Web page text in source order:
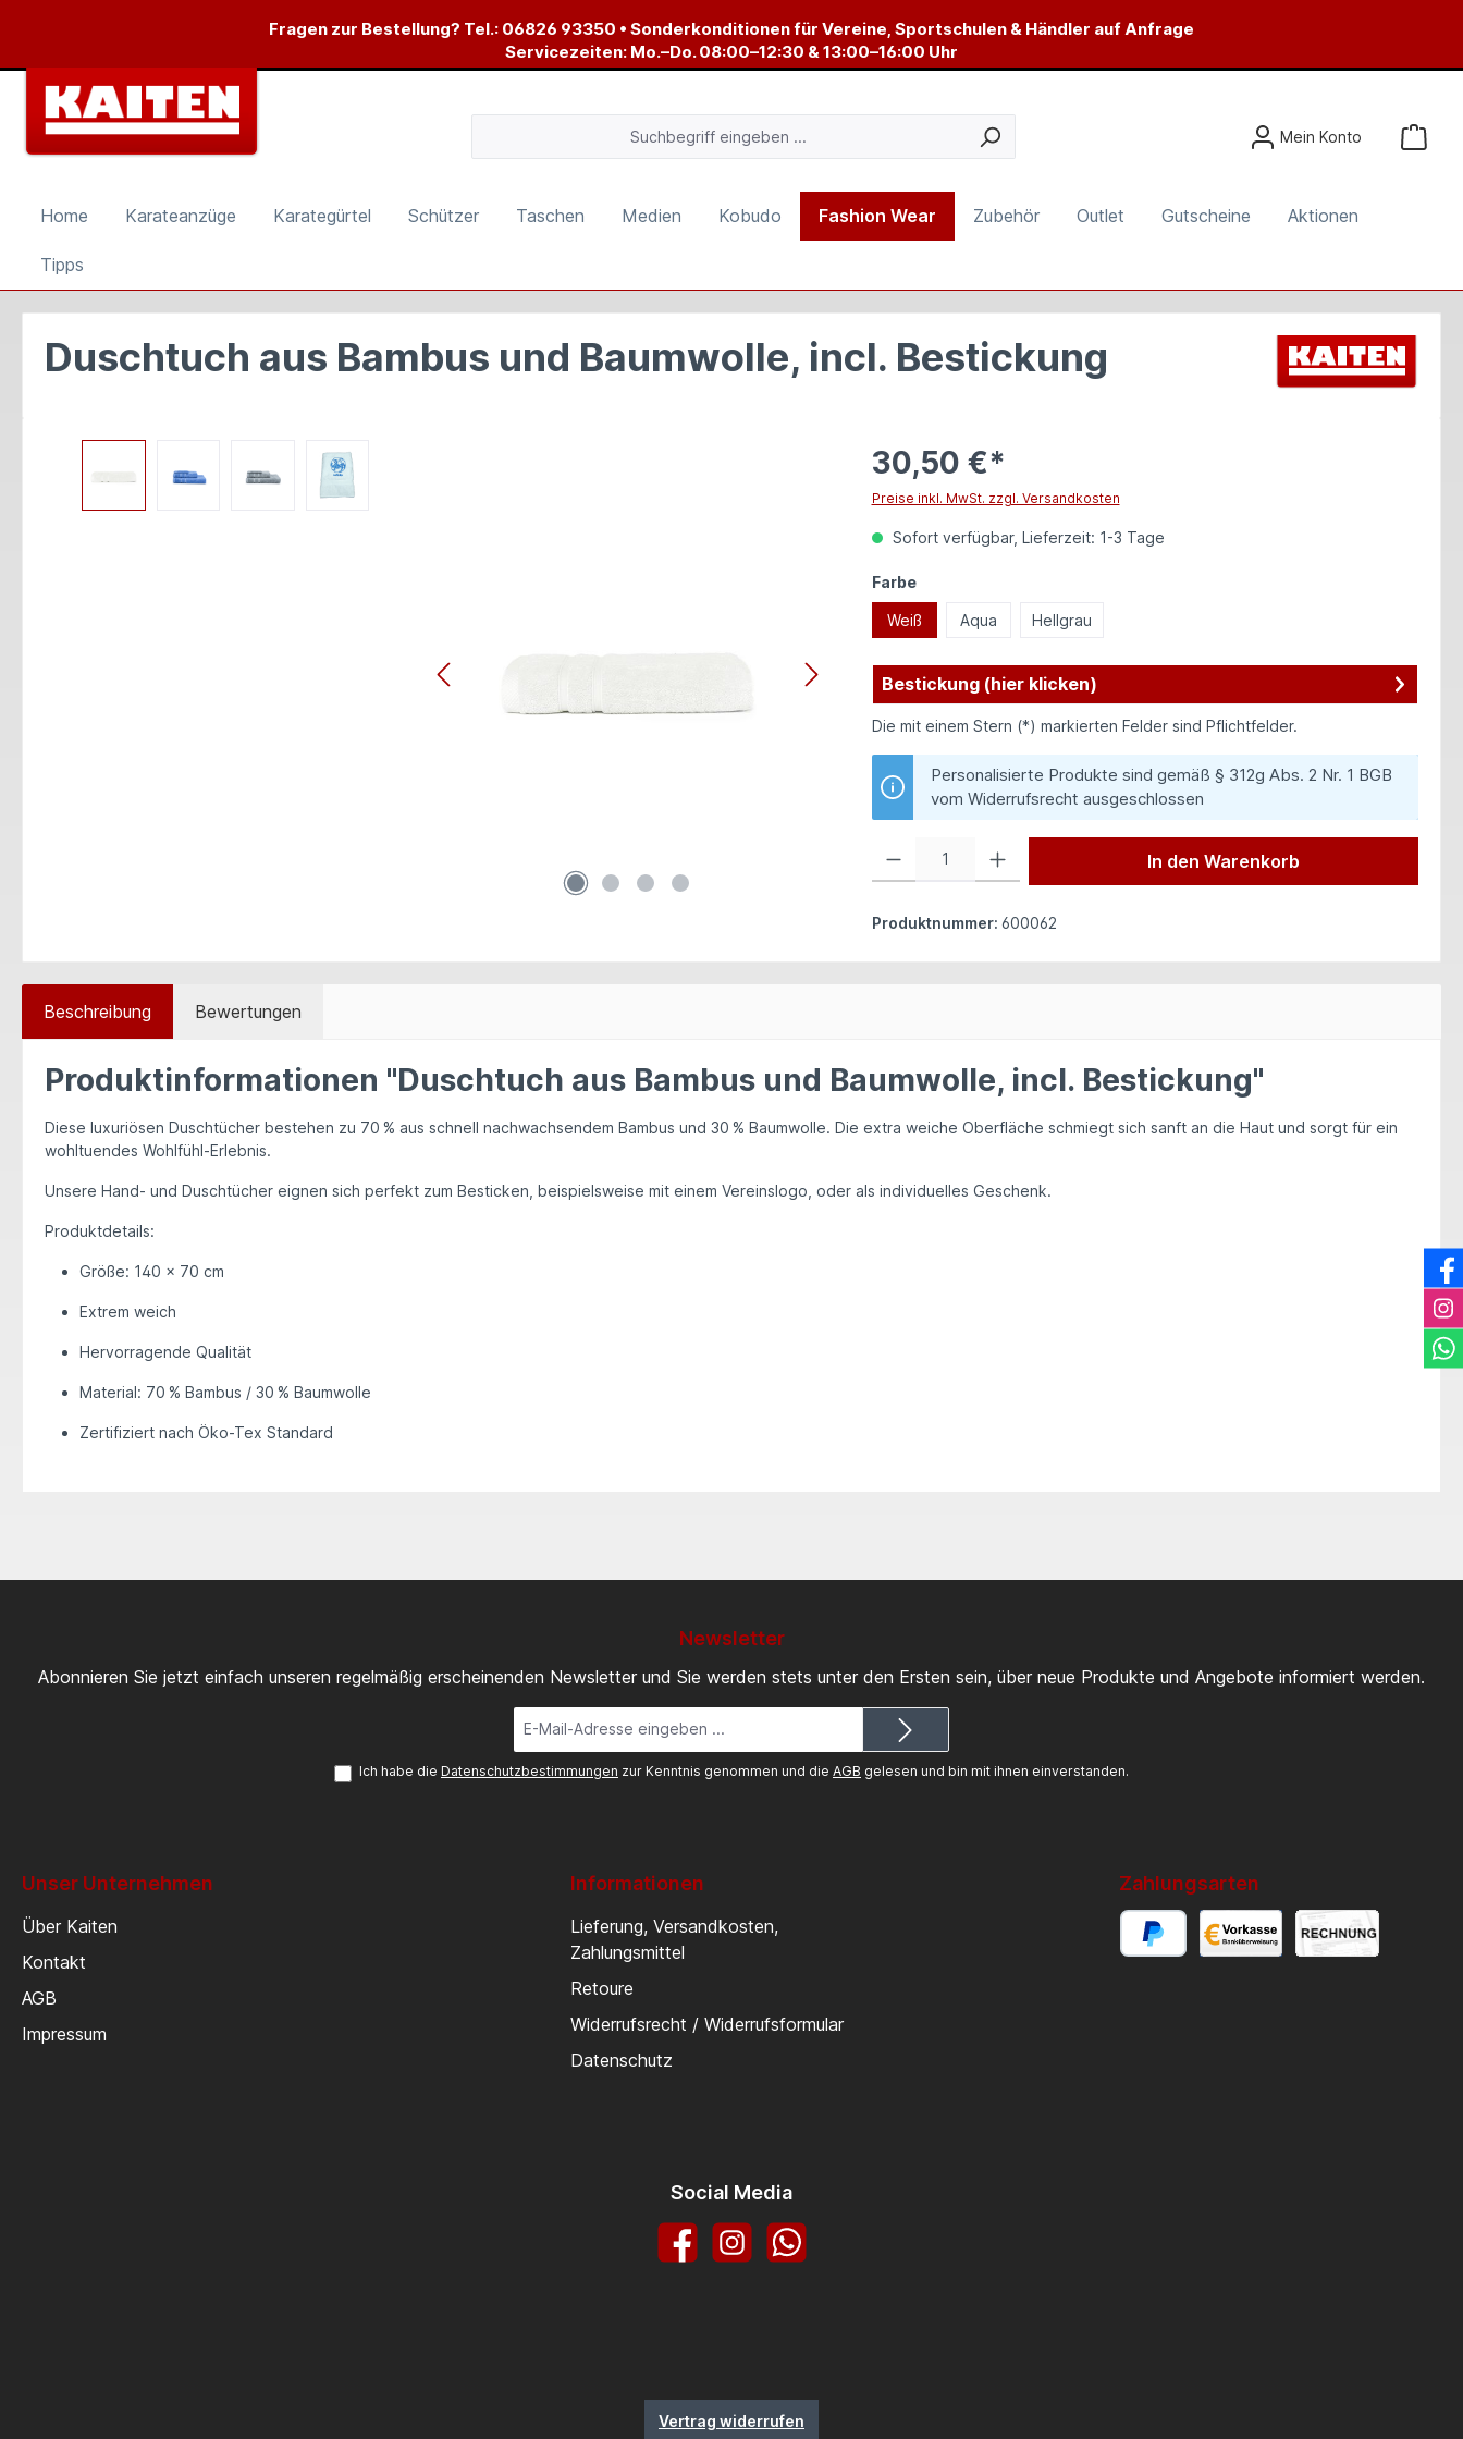
Zur Hauptnavigation springenFragen zur Bestellung? Tel.: 06826 93350 • Sonderkonditionen für Vereine, Sportschulen & Händler auf Anfrage
Servicezeiten: Mo.–Do. 08:00–12:30 & 13:00–16:00 Uhr
Mein Konto
Home Karateanzüge Karategürtel Schützer Taschen Medien Kobudo Fashion Wear Zubehör Outlet Gutscheine Aktionen
Tipps
Duschtuch aus Bambus und Baumwolle, incl. Bestickung
30,50 €*
Preise inkl. MwSt. zzgl. Versandkosten
Sofort verfügbar, Lieferzeit: 1-3 Tage
Farbeauswählen
Weiß Aqua Hellgrau
Bestickung (hier klicken)
Die mit einem Stern (*) markierten Felder sind Pflichtfelder.
Personalisierte Produkte sind gemäß § 312g Abs. 2 Nr. 1 BGB
vom Widerrufsrecht ausgeschlossen
In den Warenkorb
Produktnummer: 600062
Beschreibung Bewertungen
Produktinformationen "Duschtuch aus Bambus und Baumwolle, incl. Bestickung"
Diese luxuriösen Duschtücher bestehen zu 70 % aus schnell nachwachsendem Bambus und 30 % Baumwolle. Die extra weiche Oberfläche schmiegt sich sanft an die Haut und sorgt für ein
wohltuendes Wohlfühl-Erlebnis.
Unsere Hand- und Duschtücher eignen sich perfekt zum Besticken, beispielsweise mit einem Vereinslogo, oder als individuelles Geschenk.
Produktdetails:
Größe: 140 × 70 cm
Extrem weich
Hervorragende Qualität
Material: 70 % Bambus / 30 % Baumwolle
Zertifiziert nach Öko-Tex Standard
Newsletter
Abonnieren Sie jetzt einfach unseren regelmäßig erscheinenden Newsletter und Sie werden stets unter den Ersten sein, über neue Produkte und Angebote informiert werden.
Mail-
Adresse*
Ich habe die Datenschutzbestimmungen zur Kenntnis genommen und die AGB gelesen und bin mit ihnen einverstanden.
Unser Unternehmen
Über Kaiten
Kontakt
AGB
Impressum
Informationen
Lieferung, Versandkosten,
Zahlungsmittel
Retoure
Widerrufsrecht / Widerrufsformular
Datenschutz
Zahlungsarten
Social Media
FacebookInstagramWhatsApp
Vertrag widerrufen